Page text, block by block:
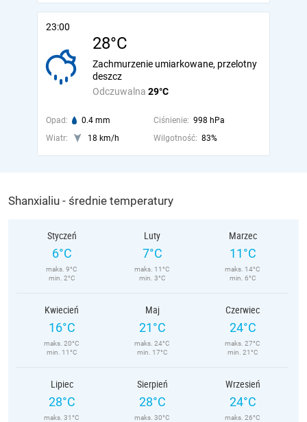
23:00
28°C
Odczuwalna 29°C
Zachmurzenie umiarkowane, przelotny
deszcz
Opad: 0.4 mm Ciśnienie: 998 hPa
Wiatr:
18 km/h Wilgotność: 83%
Shanxialiu - średnie temperatury
Styczeń
6°C
maks. 9°C
min. 2°C
Luty
7°C
maks. 11°C
min. 3°C
Marzec
11°C
maks. 14°C
min. 6°C
Kwiecień
16°C
maks. 20°C
min. 11°C
Maj
21°C
maks. 24°C
min. 17°C
Czerwiec
24°C
maks. 27°C
min. 21°C
Lipiec
28°C
maks. 31°C
Sierpień
28°C
maks. 30°C
Wrzesień
24°C
maks. 26°C